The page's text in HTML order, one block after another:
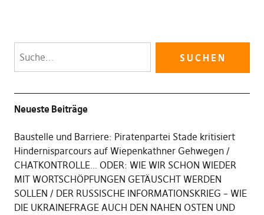
Neueste Beiträge
Baustelle und Barriere: Piratenpartei Stade kritisiert
Hindernisparcours auf Wiepenkathner Gehwegen
CHATKONTROLLE… ODER: WIE WIR SCHON WIEDER
MIT WORTSCHÖPFUNGEN GETÄUSCHT WERDEN
SOLLEN
DER RUSSISCHE INFORMATIONSKRIEG – WIE
DIE UKRAINEFRAGE AUCH DEN NAHEN OSTEN UND